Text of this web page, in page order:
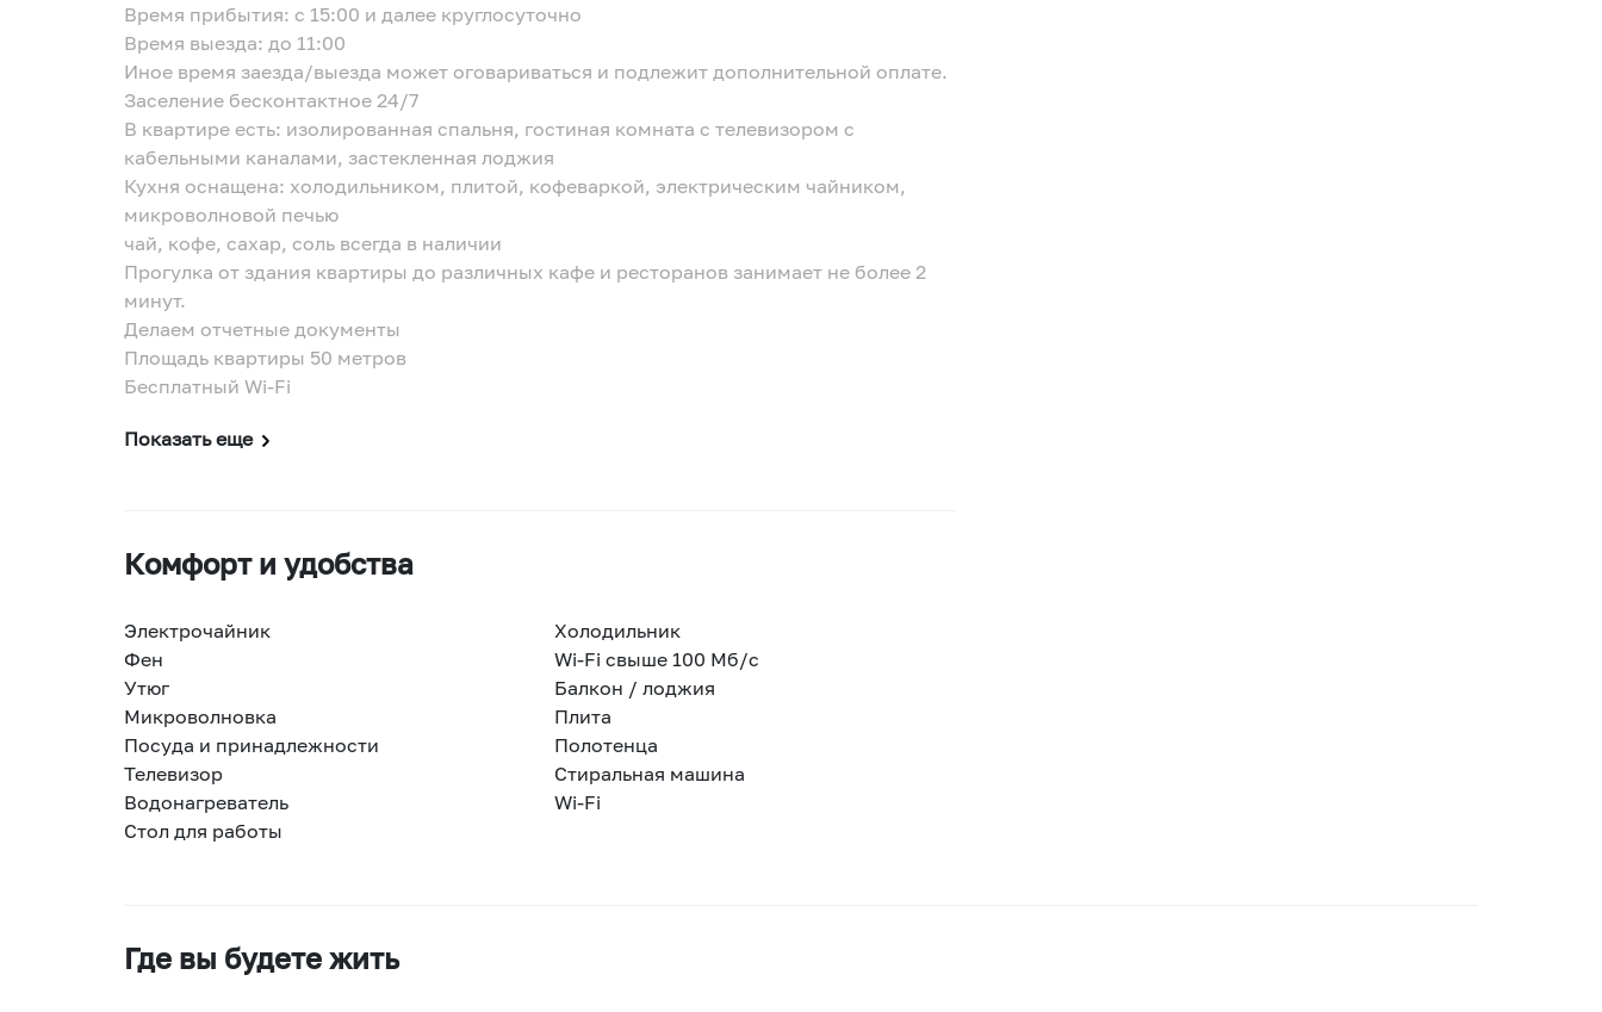
Время прибытия: с 15:00 и далее круглосуточно
Время выезда: до 11:00
Иное время заезда/выезда может оговариваться и подлежит дополнительной оплате.
Заселение бесконтактное 24/7
В квартире есть: изолированная спальня, гостиная комната с телевизором с
кабельными каналами, застекленная лоджия
Кухня оснащена: холодильником, плитой, кофеваркой, электрическим чайником,
микроволновой печью
чай, кофе, сахар, соль всегда в наличии
Прогулка от здания квартиры до различных кафе и ресторанов занимает не более 2
минут.
Делаем отчетные документы
Площадь квартиры 50 метров
Бесплатный Wi-Fi
Показать еще
Комфорт и удобства
Электрочайник
Холодильник
Фен
Wi-Fi свыше 100 Мб/с
Утюг
Балкон / лоджия
Микроволновка
Плита
Посуда и принадлежности
Полотенца
Телевизор
Стиральная машина
Водонагреватель
Wi-Fi
Стол для работы
Где вы будете жить